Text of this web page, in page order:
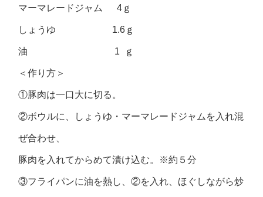
マーマレードジャム 4ｇ
しょうゆ 1.6ｇ
油 1 ｇ
＜作り方＞
①豚肉は一口大に切る。
②ボウルに、しょうゆ・マーマレードジャムを入れ混
ぜ合わせ、
豚肉を入れてからめて漬け込む。※約５分
③フライパンに油を熱し、②を入れ、ほぐしながら炒